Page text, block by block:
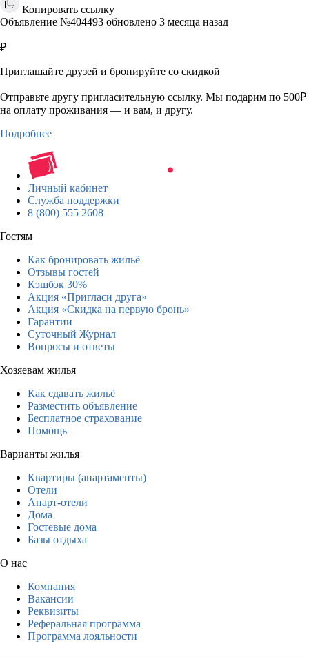
Копировать ссылку
Объявление №404493 обновлено 3 месяца назад
₽
Приглашайте друзей и бронируйте со скидкой
Отправьте другу пригласительную ссылку. Мы подарим по 500₽
на оплату проживания — и вам, и другу.
Подробнее
Личный кабинет
Служба поддержки
8 (800) 555 2608
Гостям
Как бронировать жильё
Отзывы гостей
Кэшбэк 30%
Акция «Пригласи друга»
Акция «Скидка на первую бронь»
Гарантии
Суточный Журнал
Вопросы и ответы
Хозяевам жилья
Как сдавать жильё
Разместить объявление
Бесплатное страхование
Помощь
Варианты жилья
Квартиры (апартаменты)
Отели
Апарт-отели
Дома
Гостевые дома
Базы отдыха
О нас
Компания
Вакансии
Реквизиты
Реферальная программа
Программа лояльности